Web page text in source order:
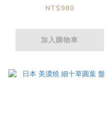
NT$980
加入購物車